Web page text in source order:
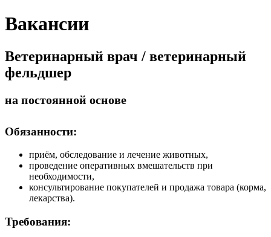
Вакансии
Ветеринарный врач / ветеринарный
фельдшер
на постоянной основе
Обязанности:
приём, обследование и лечение животных,
проведение оперативных вмешательств при
необходимости,
консультирование покупателей и продажа товара (корма,
лекарства).
Требования: